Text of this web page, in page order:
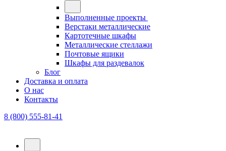
Выполненные проекты
Верстаки металлические
Картотечные шкафы
Металлические стеллажи
Почтовые ящики
Шкафы для раздевалок
Блог
Доставка и оплата
О нас
Контакты
8 (800) 555-81-41